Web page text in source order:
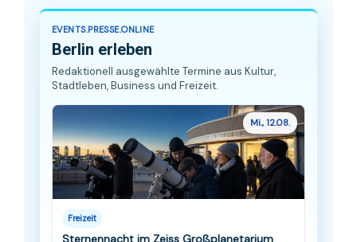
EVENTS.PRESSE.ONLINE
Berlin erleben
Redaktionell ausgewählte Termine aus Kultur,
Stadtleben, Business und Freizeit.
Mi., 12.08.
Freizeit
Sternennacht im Zeiss Großplanetarium